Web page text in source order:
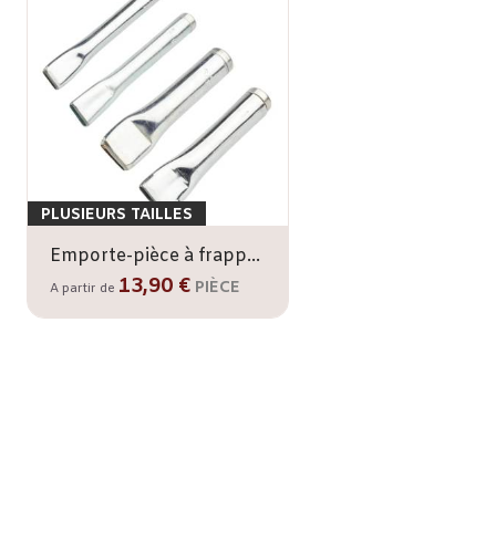
PLUSIEURS TAILLES
Emporte-pièce à frapper pour enchapure IVAN
A partir de 13,90 € PIÈCE